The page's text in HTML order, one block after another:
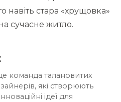
навіть стара «хрущовка»
сучасне житло.
команда талановитих
які створюють
ідеї для